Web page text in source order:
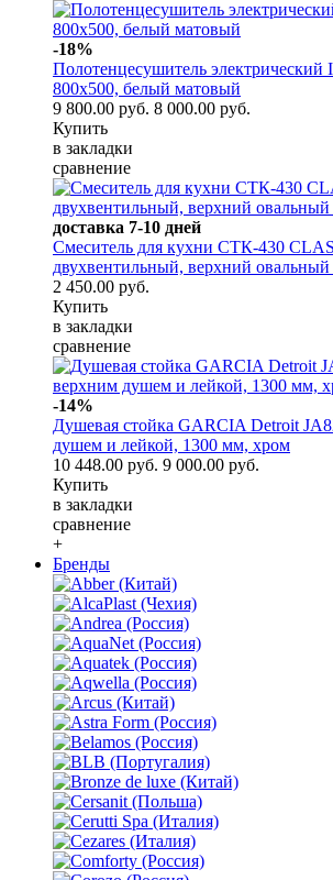
-18%
Полотенцесушитель
800x500, белый матовый
9 800.00 руб. 8 000.00 руб.
Купить
в закладки
сравнение
доставка 7-10 дней
Смеситель для кухни СТК-430
двухвентильный, верхний
2 450.00 руб.
Купить
в закладки
сравнение
-14%
Душевая стойка GARCIA Detroit
душем и лейкой, 1300 мм, хром
10 448.00 руб. 9 000.00 руб.
Купить
в закладки
сравнение
+
Бренды